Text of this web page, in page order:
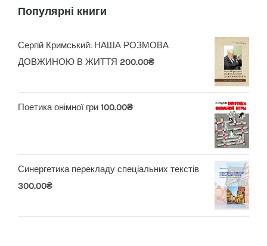
Популярні книги
Сергій Кримський: НАША РОЗМОВА
ДОВЖИНОЮ В ЖИТТЯ 200.00₴
Поетика онімної гри 100.00₴
Синергетика перекладу спеціальних текстів
300.00₴